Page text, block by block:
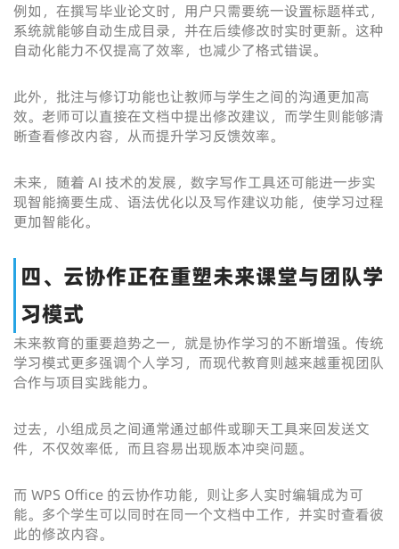
例如，在撰写毕业论文时，用户只需要统一设置标题样式，
系统就能够自动生成目录，并在后续修改时实时更新。这种
自动化能力不仅提高了效率，也减少了格式错误。
此外，批注与修订功能也让教师与学生之间的沟通更加高
效。老师可以直接在文档中提出修改建议，而学生则能够清
晰查看修改内容，从而提升学习反馈效率。
未来，随着 AI 技术的发展，数字写作工具还可能进一步实
现智能摘要生成、语法优化以及写作建议功能，使学习过程
更加智能化。
四、云协作正在重塑未来课堂与团队学
习模式
未来教育的重要趋势之一，就是协作学习的不断增强。传统
学习模式更多强调个人学习，而现代教育则越来越重视团队
合作与项目实践能力。
过去，小组成员之间通常通过邮件或聊天工具来回发送文
件，不仅效率低，而且容易出现版本冲突问题。
而 WPS Office 的云协作功能，则让多人实时编辑成为可
能。多个学生可以同时在同一个文档中工作，并实时查看彼
此的修改内容。